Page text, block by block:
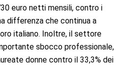
euro netti mensili, contro i
differenza che continua a
italiano. Inoltre, il settore
sbocco professionale,
donne contro il 33,3% dei